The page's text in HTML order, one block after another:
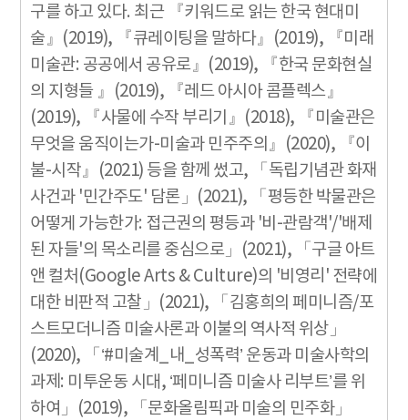
구를 하고 있다. 최근 『키워드로 읽는 한국 현대미
술』(2019), 『큐레이팅을 말하다』(2019), 『미래
미술관: 공공에서 공유로』(2019), 『한국 문화현실
의 지형들 』(2019), 『레드 아시아 콤플렉스』
(2019), 『사물에 수작 부리기』(2018), 『미술관은
무엇을 움직이는가-미술과 민주주의』(2020), 『이
불-시작』(2021) 등을 함께 썼고, 「독립기념관 화재
사건과 '민간주도' 담론」(2021), 「평등한 박물관은
어떻게 가능한가: 접근권의 평등과 '비-관람객'/'배제
된 자들'의 목소리를 중심으로」(2021), 「구글 아트
앤 컬처(Google Arts & Culture)의 '비영리' 전략에
대한 비판적 고찰」(2021), 「김홍희의 페미니즘/포
스트모더니즘 미술사론과 이불의 역사적 위상」
(2020), 「‘#미술계_내_성폭력’ 운동과 미술사학의
과제: 미투운동 시대, ‘페미니즘 미술사 리부트’를 위
하여」(2019), 「문화올림픽과 미술의 민주화」